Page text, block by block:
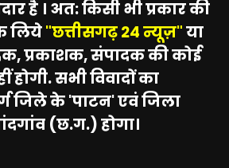
है । अत: किसी भी प्रकार की
लिये"छत्तीसगढ़ 24 न्यूज़"या
प्रकाशक, संपादक की कोई
होगी. सभी विवादों का
जिले के 'पाटन' एवं जिला
(छ.ग.) होगा।